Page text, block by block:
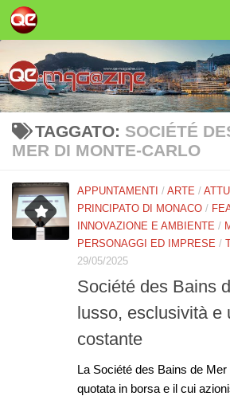
Salta al contenuto
TAGGATO: SOCIÉTÉ
MER DI MONTE-CARLO
APPUNTAMENTI / ARTE /
PRINCIPATO DI MONACO /
INNOVAZIONE E AMBIENTE /
PERSONAGGI ED IMPRESE /
29/05/2025
Société des Bains
lusso, esclusività e
costante
La Société des Bains de
quotata in borsa e il cui